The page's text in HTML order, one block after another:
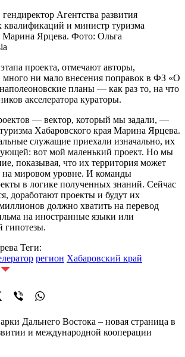
Агентства развития
квалификаций и министр туризма
Марина Ярцева. Фото: Ольга
проекта, отмечают авторы,
много ни мало внесения поправок в ФЗ «О
планы — как раз то, на что
акселератора кураторы.
— вектор, который мы задали, —
Хабаровского края Марина Ярцева.
служащие приехали изначально, их
вот мой маленький проект. Но мы
показывая, что их территория может
на мировом уровне. И команды
в логике полученных знаний. Сейчас
доработают проекты и будут их
должно хватить на перевод
на иностранные языки или
гипотезы.
Теги:
регион Хабаровский край
Дальнего Востока – новая страница в
и международной кооперации